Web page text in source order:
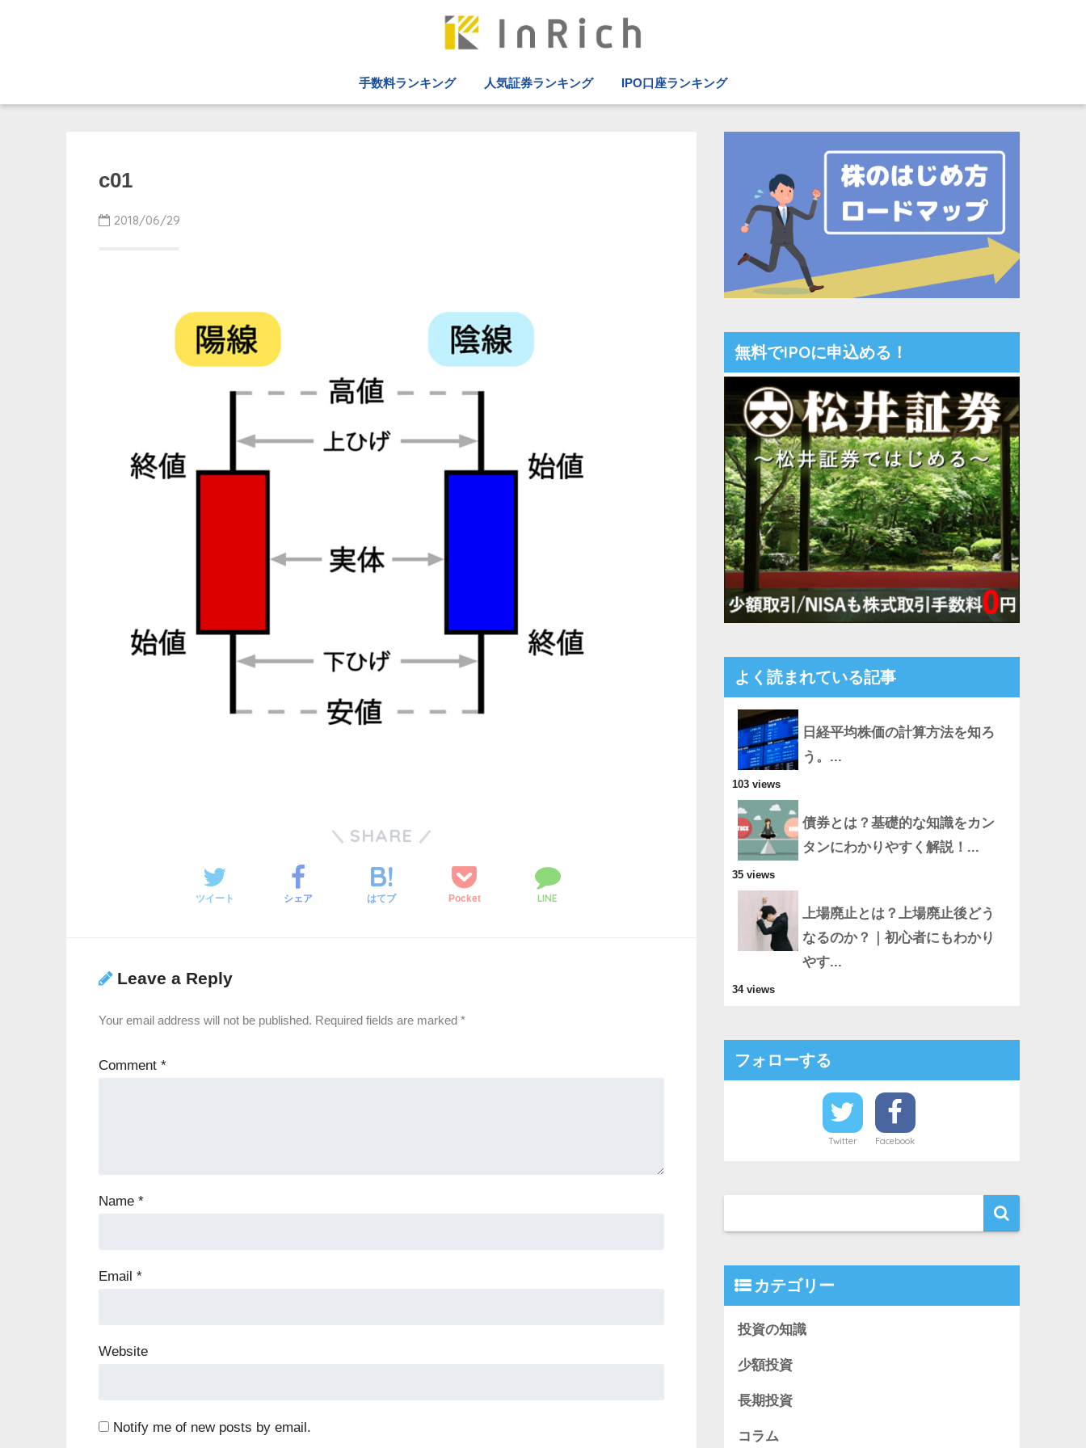
手数料ランキング 人気証券ランキング IPO口座ランキング
c01
2018/06/29
SHARE
ツイート シェア はてブ Pocket LINE
Leave a Reply
Your email address will not be published. Required fields are marked *
Comment *
Name *
Email *
Website
Notify me of new posts by email.
無料でIPOに申込める！
よく読まれている記事
日経平均株価の計算方法を知ろ
う。...
103 views
債券とは？基礎的な知識をカン
タンにわかりやすく解説！...
35 views
上場廃止とは？上場廃止後どう
なるのか？｜初心者にもわかり
やす...
34 views
フォローする
Twitter Facebook
カテゴリー
投資の知識
少額投資
長期投資
コラム